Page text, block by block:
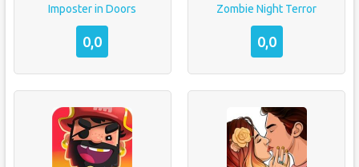
Imposter in Doors
0,0
Zombie Night Terror
0,0